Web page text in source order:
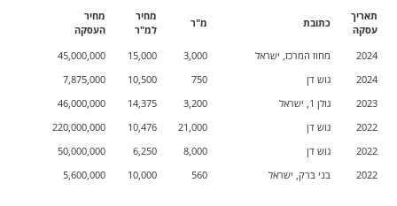
* למשרדינו נכסים מסחריים נוספים להשכרה החל מ100מ"ר ועד אלפי
מ"ר באזורי תעשיה בסמיכות לשכונות מגורים ובתוך שכונות מגורים
תאריך
עסקה
כתובת מ"ר
מחיר
למ"ר
מחיר
העסקה
2024
מחוז המרכז, ישראל 3,000
15,000
45,000,000
2024
גוש דן 750
10,500
7,875,000
2023
גולן 1, ישראל 3,200
14,375
46,000,000
2022
גוש דן 21,000
10,476
220,000,000
2022
גוש דן 8,000
6,250
50,000,000
2022
בני ברק, ישראל 560
10,000
5,600,000